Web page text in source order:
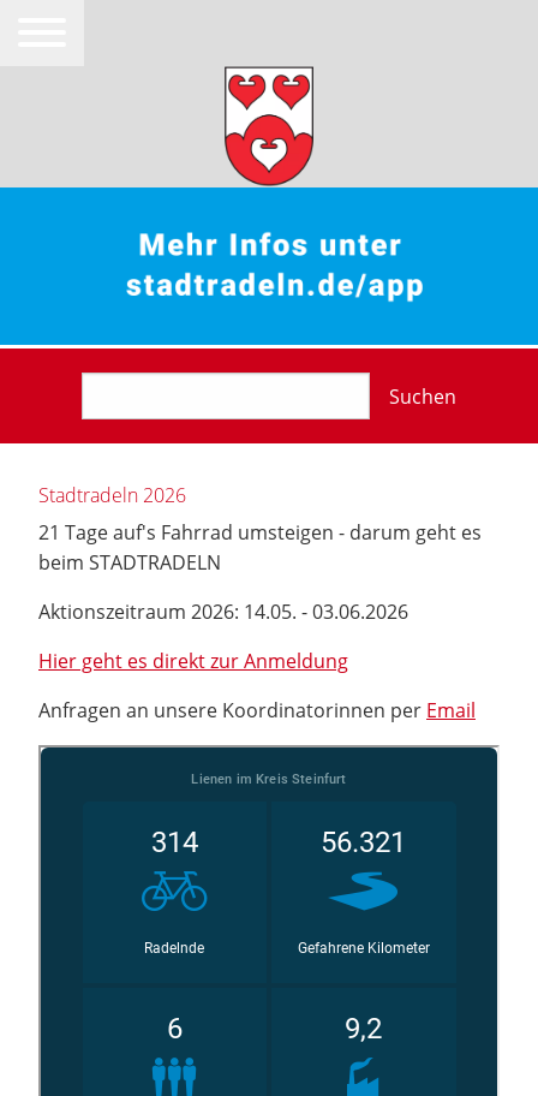
Suchen
Stadtradeln 2026
21 Tage auf's Fahrrad umsteigen - darum geht es
beim STADTRADELN
Aktionszeitraum 2026: 14.05. - 03.06.2026
Hier geht es direkt zur Anmeldung
Anfragen an unsere Koordinatorinnen per Email